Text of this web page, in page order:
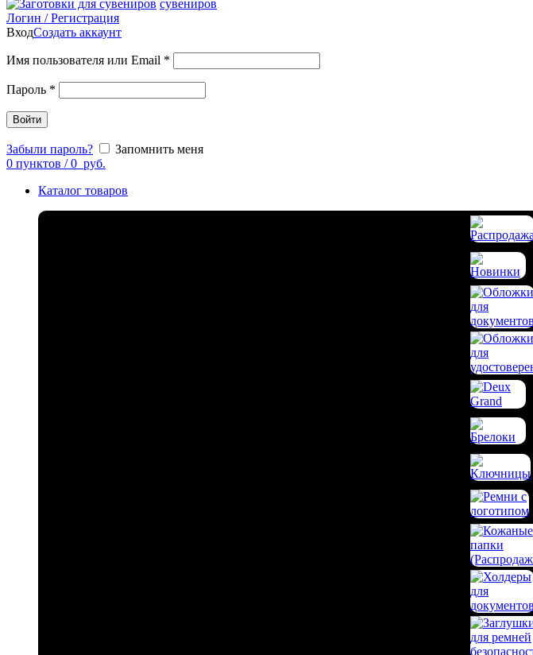
Логин / Регистрация
ВходСоздать аккаунт
Имя пользователя или Email *
Пароль *
Войти
Забыли пароль?
Запомнить меня
0 пунктов / 0 руб.
Каталог товаров